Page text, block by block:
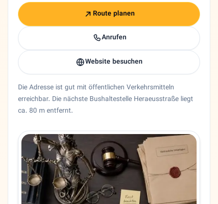
Route planen
Anrufen
Website besuchen
Die Adresse ist gut mit öffentlichen Verkehrsmitteln
erreichbar. Die nächste Bushaltestelle Heraeusstraße liegt
ca. 80 m entfernt.
Bundesland
Hessen
Stadt
Hanau
Adresse